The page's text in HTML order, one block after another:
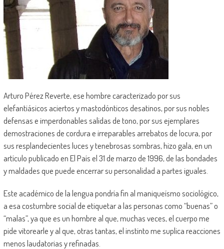
Arturo Pérez Reverte, ese hombre caracterizado por sus
elefantiásicos aciertos y mastodónticos desatinos, por sus nobles
defensas e imperdonables salidas de tono, por sus ejemplares
demostraciones de cordura e irreparables arrebatos de locura, por
sus resplandecientes luces y tenebrosas sombras, hizo gala, en un
artículo publicado en El País el 31 de marzo de 1996, de las bondades
y maldades que puede encerrar su personalidad a partes iguales.
Este académico de la lengua pondría fin al maniqueísmo sociológico,
a esa costumbre social de etiquetar a las personas como “buenas” o
“malas”, ya que es un hombre al que, muchas veces, el cuerpo me
pide vitorearle y al que, otras tantas, el instinto me suplica reacciones
menos laudatorias y refinadas.